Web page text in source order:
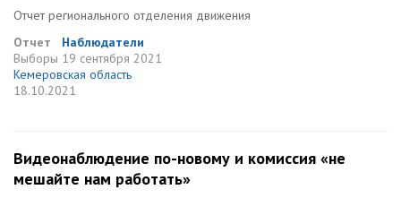
Отчет регионального отделения движения
Отчет
Наблюдатели
Выборы 19 сентября 2021
Кемеровская область
18.10.2021
Видеонаблюдение по-новому и комиссия «не
мешайте нам работать»